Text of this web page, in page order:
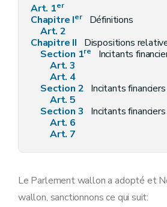
Art. 1er
Chapitre Ier
Définitions
Art. 2
Chapitre II
Dispositions relatives
Section 1re
Incitants financiers octroyés aux
Art. 3
Art. 4
Section 2 Incitants financiers
Art. 5
Section 3
Incitants financiers octroyés à
Art. 6
Art. 7
Le Parlement wallon a adopté et
wallon, sanctionnons ce qui suit: